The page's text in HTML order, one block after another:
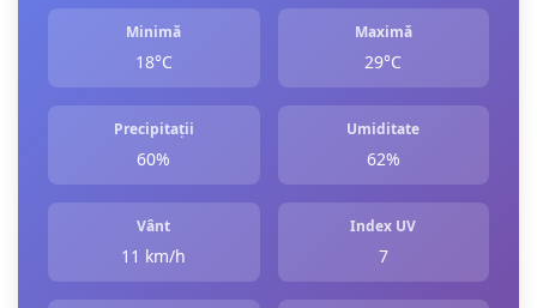
Minimă
18°C
Maximă
29°C
Precipitații
60%
Umiditate
62%
Vânt
11 km/h
Index UV
7